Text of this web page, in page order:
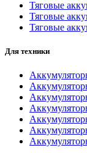
Тяговые
Тяговые
Тяговые
Для техники